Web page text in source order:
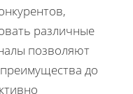
различные
позволяют
до